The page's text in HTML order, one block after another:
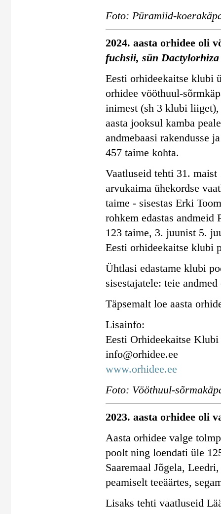
Foto: Püramiid-
2024. aasta orhidee oli
fuchsii, sün
Eesti orhideekaitse klubi
orhidee vööthuul-
inimest (sh 3 klubi liiget),
aasta jooksul kamba
andmebaasi rakendusse
457 taime kohta.
Vaatluseid tehti 31.
arvukaima ühekordse
taime - sisestas Erki
rohkem edastas
123 taime, 3. juunist 5.
Eesti orhideekaitse klubi
Ühtlasi edastame klubi
sisestajatele: teie
Täpsemalt loe aasta
Lisainfo:
Eesti Orhideekaitse Klubi
info@orhidee.ee
www.orhidee.ee
Foto: Vööthuul-
2023. aasta orhidee oli
Aasta orhidee valge
poolt ning loendati üle
Saaremaal Jõgela,
peamiselt teeäärtes,
Lisaks tehti vaatluseid